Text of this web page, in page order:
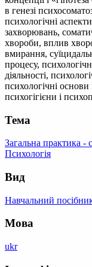
в генезі
психологічні
захворювань,
хвороби, вплив
вмирання,
процесу,
діяльності,
психологічні основи
психогігієни і
Тема
Загальна практика -
Психологія
Вид
Навчальний
Мова
ukr